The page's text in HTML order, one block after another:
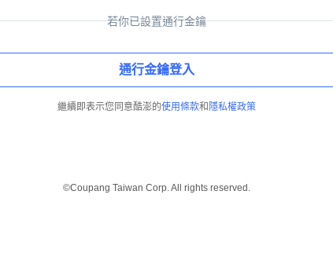
若你已設置通行金鑰
通行金鑰登入
繼續即表示您同意酷澎的使用條款和 隱私權政策
©Coupang Taiwan Corp. All rights reserved.